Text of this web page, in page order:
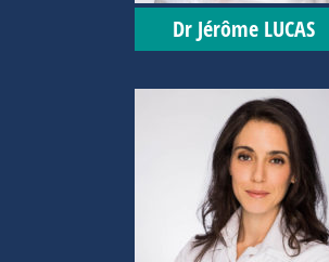
Dr Jérôme LUCAS